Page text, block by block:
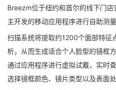
Breezm位于纽约和首尔的线下门
主开发的移动应用程序进行自助测量
扫描系统将提取约1200个面部特征
析，从而生成适合个人脸型的镜框
通过应用程序进行虚拟试戴，实时
选择镜框颜色、镜片类型以及表面处